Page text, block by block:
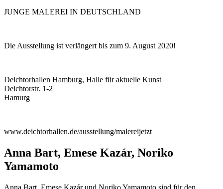
JUNGE MALEREI IN DEUTSCHLAND
Die Ausstellung ist verlängert bis zum 9. August 2020!
Deichtorhallen Hamburg, Halle für aktuelle Kunst
Deichtorstr. 1-2
Hamurg
www.deichtorhallen.de/ausstellung/malereijetzt
Anna Bart, Emese Kazár, Noriko
Yamamoto
Anna Bart, Emese Kazár und Noriko Yamamoto sind für den